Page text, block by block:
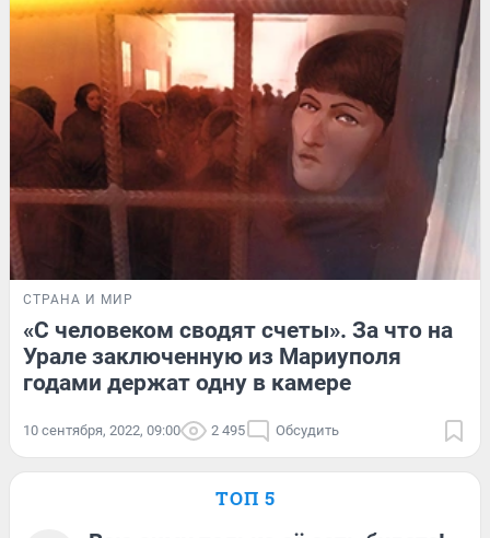
СТРАНА И МИР
«С человеком сводят счеты». За что на
Урале заключенную из Мариуполя
годами держат одну в камере
10 сентября, 2022, 09:00 2 495 Обсудить
ТОП 5